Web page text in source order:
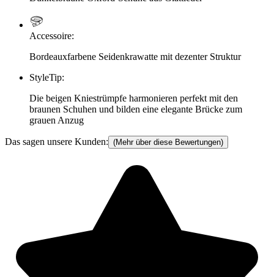
Accessoire:
Bordeauxfarbene Seidenkrawatte mit dezenter Struktur
StyleTip:
Die beigen Kniestrümpfe harmonieren perfekt mit den
braunen Schuhen und bilden eine elegante Brücke zum
grauen Anzug
Das sagen unsere Kunden: (Mehr über diese Bewertungen)